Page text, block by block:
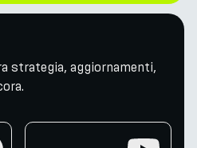
strategia, aggiornamenti,